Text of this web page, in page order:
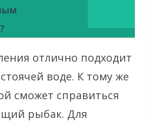
отлично подходит
воде. К тому же
сможет справиться
рыбак. Для